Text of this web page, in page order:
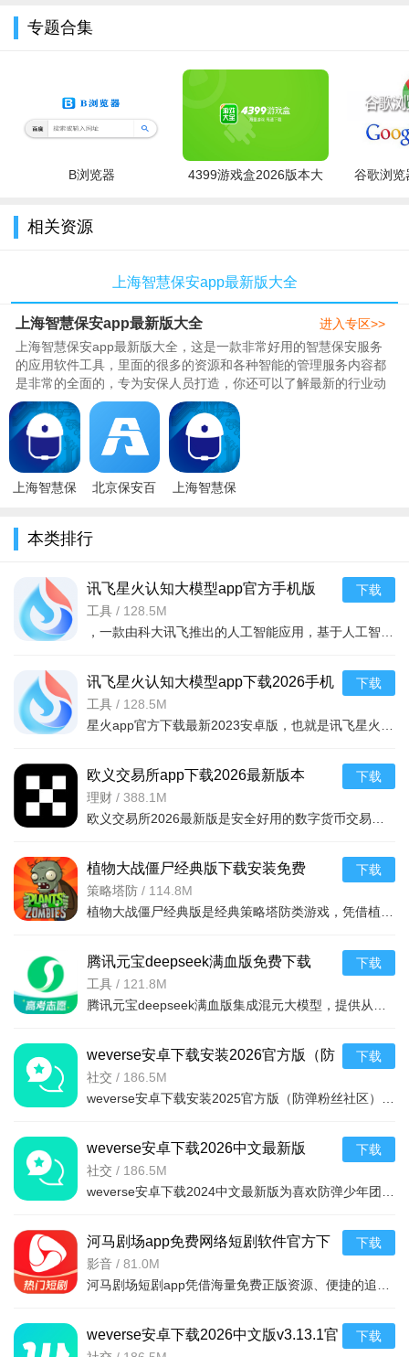
的管理带来了很多便利，线上操作更轻松。
粉丝社区）
专题合集
B浏览器
4399游戏盒2026版本大
谷歌浏览
相关资源
上海智慧保安app最新版大全
上海智慧保安app最新版大全
上海智慧保安app最新版大全，这是一款非常好用的智慧保安服务
的应用软件工具，里面的很多的资源和各种智能的管理服务内容都
是非常的全面的，专为安保人员打造，你还可以了解最新的行业动
态，完成即时通讯和任务分配，提高工作效率。用起来非常的方
便，289为你们带来了上海智慧保安app大全，包含了最新版、官方
版、最手机版等等内容，感兴趣的朋友可以来289下载。..
进入专区>>
上海智慧保
2024最新版
官方安卓版
北京保安百
v6.1.0 安卓
上海智慧保
本类排行
讯飞星火认知大模型app官方手机版
v5.6.1安卓版
工具 / 128.5M
下载
讯飞星火认知大模型app下载2026手机
版v5.6.1安卓最新版
工具 / 128.5M
下载
欧义交易所app下载2026最新版本
v6.165.0最新版
理财 / 388.1M
下载
植物大战僵尸经典版下载安装免费
v3.15.0安卓版
策略塔防 / 114.8M
下载
腾讯元宝deepseek满血版免费下载
v2.63.0安卓版
工具 / 121.8M
下载
weverse安卓下载安装2026官方版（防
弹粉丝社区）v3.13.1官方最新版
社交 / 186.5M
下载
weverse安卓下载2026中文最新版
v3.13.1最新安卓版
社交 / 186.5M
下载
河马剧场app免费网络短剧软件官方下
载v3.1.0安卓版
影音 / 81.0M
下载
weverse安卓下载2026中文版v3.13.1官
下载